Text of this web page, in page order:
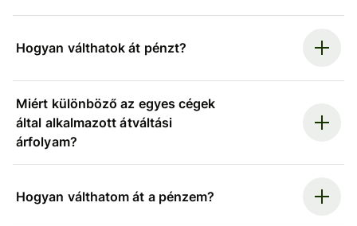
Hogyan válthatok át pénzt?
Miért különböző az egyes cégek
által alkalmazott átváltási
árfolyam?
Hogyan válthatom át a pénzem?